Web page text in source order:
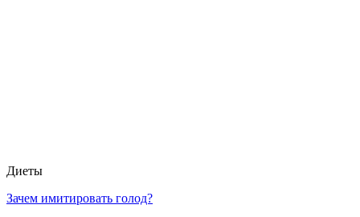
Диеты
Зачем имитировать голод?